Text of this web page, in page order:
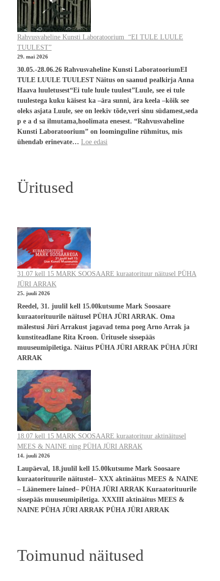
Rahvusvaheline Kunsti Laboratoorium “EI TULE LUULE
TUULEST”
29. mai 2026
30.05.-28.06.26 Rahvusvaheline Kunsti LaboratooriumEI
TULE LUULE TUULEST Näitus on saanud pealkirja Anna
Haava luuletusest“Ei tule luule tuulest”Luule, see ei tule
tuulestega kuku käisest ka –ära sunni, ära keela –kõik see
oleks asjata Luule, see on leekiv tõde,veri sinu südamest,seda
p e a d sa ilmutama,hoolimata enesest. “Rahvusvaheline
Kunsti Laboratoorium” on loominguline rühmitus, mis
ühendab erinevate… Loe edasi
Üritused
31.07 kell 15 MARK SOOSAARE kuraatorituur näitusel PÜHA
JÜRI ARRAK
25. juuli 2026
Reedel, 31. juulil kell 15.00kutsume Mark Soosaare
kuraatorituurile näitusel PÜHA JÜRI ARRAK. Oma
mälestusi Jüri Arrakust jagavad tema poeg Arno Arrak ja
kunstiteadlane Rita Kroon. Üritusele sissepääs
muuseumipiletiga. Näitus PÜHA JÜRI ARRAK PÜHA JÜRI
ARRAK
18.07 kell 15 MARK SOOSAARE kuraatorituur aktinäitusel
MEES & NAINE ning PÜHA JÜRI ARRAK
14. juuli 2026
Laupäeval, 18.juulil kell 15.00kutsume Mark Soosaare
kuraatorituurile näitustel– XXX aktinäitus MEES & NAINE
– Läänemere lained– PÜHA JÜRI ARRAK Kuraatorituurile
sissepääs muuseumipiletiga. XXXIII aktinäitus MEES &
NAINE PÜHA JÜRI ARRAK PÜHA JÜRI ARRAK
Toimunud näitused